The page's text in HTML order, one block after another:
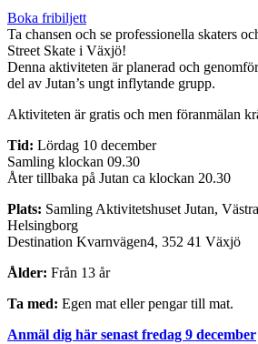
Boka fribiljett
Ta chansen och se professionella skaters
Street Skate i Växjö!
Denna aktiviteten är planerad och
del av Jutan’s ungt inflytande grupp.
Aktiviteten är gratis och men föranmälan
Tid: Lördag 10 december
Samling klockan 09.30
Åter tillbaka på Jutan ca klockan 20.30
Plats: Samling Aktivitetshuset Jutan,
Helsingborg
Destination Kvarnvägen4, 352 41 Växjö
Ålder: Från 13 år
Ta med: Egen mat eller pengar till mat.
Anmäl dig här senast fredag 9 december